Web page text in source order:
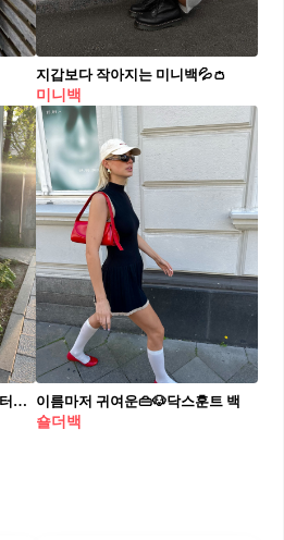
지갑보다 작아지는 미니백💦👛
미니백
미니멀리즘의 정석❣️ 트렌드세터가 사랑하는 명품 미니백 리스트📋👛 지금 확인하세요 명품 미니백 4종을 스타일별로 모아 봤습니다. 1. 입생로랑 니키 미니, 270만 원대 김도연이 든 미니백은 빈티지한 질감의 가죽에 무광 로고 장식, 체인 스트랩이 더해져 시크하고 세련된 무드를 완성합니다. 화이트 티셔츠와 청바지를 매치해 자연스러운 꾸안꾸 스타일을 연출했습니다. 2. 발렌티노 가라바니 포터 패브릭 미니 숄더백, 270만 원대 손예진이 착용한 가방은 개성 있는 디자인과 디테일이 돋보이며, 탈부착 가능한 스트랩으로 투웨이 연출이 가능합니다. 점프수트와 매치해 귀여움을 한층 강조하고, 캐주얼 룩에 포인트를 더해 트렌디한 감각을 완성했습니다. 3. 셀린느 클래식 트리옹프 백, 550만 원대 수지가 든 가방은 브랜드의 아이코닉한 로고와 미니멀한 쉐입이 특징으로, 매끈한 카프스킨 소재가 고급스러움을 더해줍니다. 맨투맨과 조거 팬츠에 매치해 세련된 미니멀한 캐주얼룩을 연출했습니다. 4. 펜디 바게트 미니백, 350만 원대 안유진이 착용한 이 가방은 전면 플랩 FF 마그네틱 클로저와 309개의 톤온톤 매크로 탑스티치가 돋보이는 미니멀 디자인이다. 올 화이트 룩에 가방과 같은 컬러의 스카프를 더해 룩의 밸런스를 맞추고, 청량하면서 세련된 무드를 완성했습니다.
이름마저 귀여운👜🐶닥스훈트 백
숄더백